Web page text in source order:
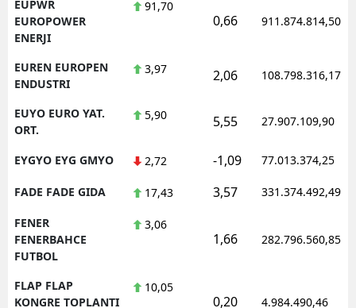
EUPWR
EUROPOWER
ENERJI
91,70
0,66 911.874.814,50
EUREN EUROPEN
ENDUSTRI
3,97 2,06 108.798.316,17
EUYO EURO YAT.
ORT.
5,90 5,55 27.907.109,90
EYGYO EYG GMYO 2,72 -1,09 77.013.374,25
FADE FADE GIDA 17,43 3,57 331.374.492,49
FENER
FENERBAHCE
FUTBOL
3,06
1,66 282.796.560,85
FLAP FLAP
KONGRE TOPLANTI
10,05
0,20 4.984.490,46